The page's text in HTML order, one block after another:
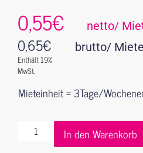
0,55€ netto/
0,65€
Enthält 19%
MwSt.
brutto/
Mieteinheit = 3Tage/
In den Warenkorb